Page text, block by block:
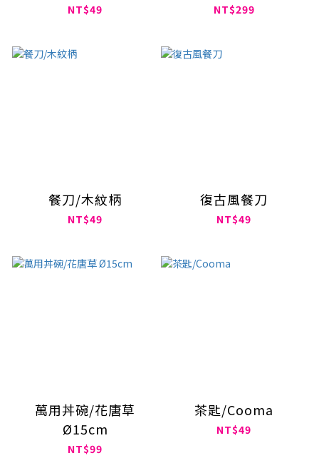
NT$49 NT$299
餐刀/木紋柄
NT$49
復古風餐刀
NT$49
萬用丼碗/花唐草
Ø15cm
NT$99
茶匙/Cooma
NT$49